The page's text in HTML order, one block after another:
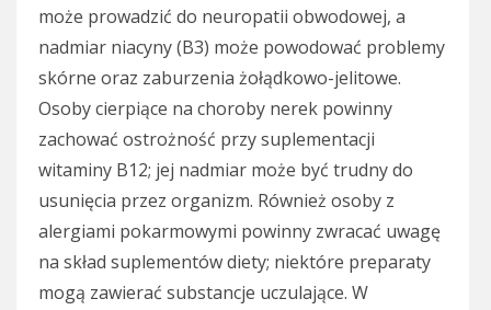
może prowadzić do neuropatii obwodowej, a
nadmiar niacyny (B3) może powodować problemy
skórne oraz zaburzenia żołądkowo-jelitowe.
Osoby cierpiące na choroby nerek powinny
zachować ostrożność przy suplementacji
witaminy B12; jej nadmiar może być trudny do
usunięcia przez organizm. Również osoby z
alergiami pokarmowymi powinny zwracać uwagę
na skład suplementów diety; niektóre preparaty
mogą zawierać substancje uczulające. W